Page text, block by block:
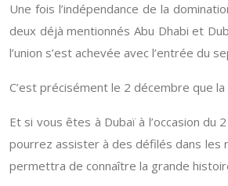
Une fois l’indépendance de la
deux déjà mentionnés Abu Dhabi et
l’union s’est achevée avec l’entrée du
C’est précisément le 2 décembre que
Et si vous êtes à Dubaï à l’occasion
pourrez assister à des défilés dans les
permettra de connaître la grande